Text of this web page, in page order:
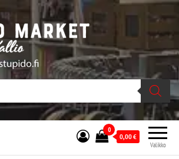
– verkossa ja kivijalassa
Stupido Market on vaihtoehtomusaan
erikoistunut verkko- sekä
kivijalkakauppa Helsingissä Kallion
sydämessä.
Valikko
0
0,00€